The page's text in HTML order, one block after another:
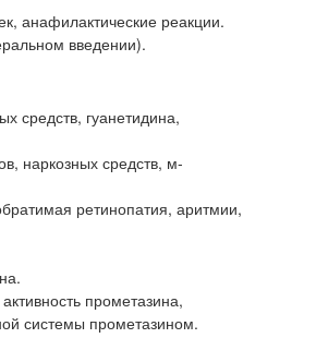
анафилактические реакции.
введении).
средств, гуанетидина,
наркозных средств, м-
ретинопатия, аритмии,
прометазина,
системы прометазином.